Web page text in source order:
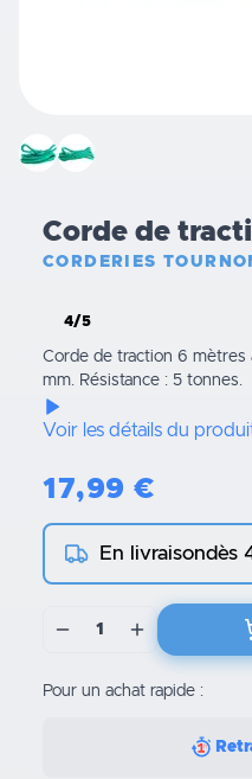
Corde de
CORDERIES
4/5
Corde de traction 6 mètres
mm. Résistance : 5 tonnes.
Voir les détails du
17,99 €
En livraisondès
1
Pour un achat rapide :